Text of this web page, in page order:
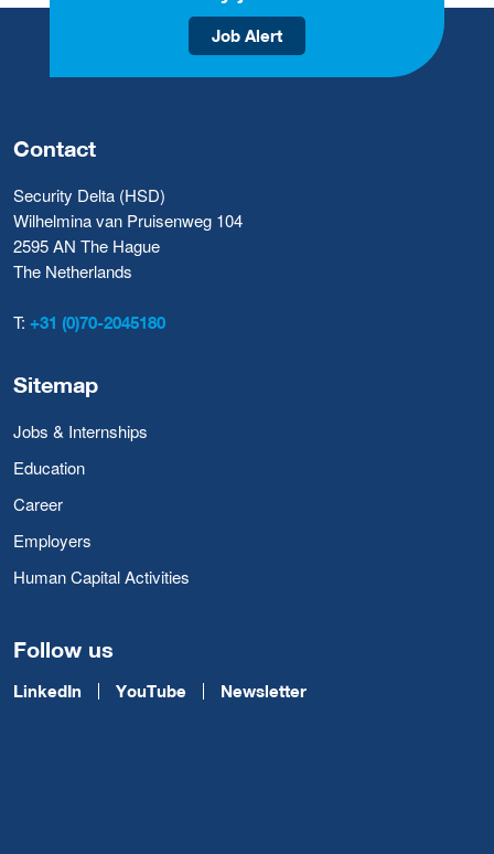
Job Alert
Contact
Security Delta (HSD)
Wilhelmina van Pruisenweg 104
2595 AN The Hague
The Netherlands
T: +31 (0)70-2045180
Sitemap
Jobs & Internships
Education
Career
Employers
Human Capital Activities
Follow us
LinkedIn YouTube Newsletter